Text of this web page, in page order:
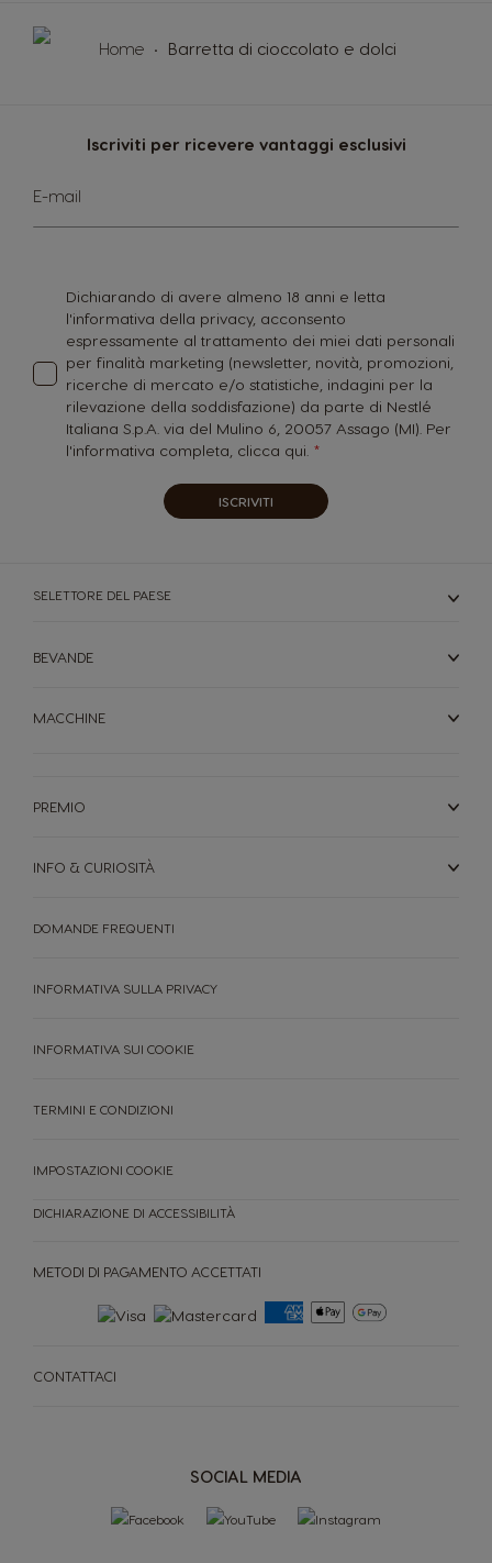
Home Barretta di cioccolato e dolci
Iscriviti per ricevere vantaggi esclusivi
Iscriviti
alla
nostra
E-mail
Dichiarando di avere almeno 18 anni e letta
l'informativa della privacy, acconsento
espressamente al trattamento dei miei dati personali
per finalità marketing (newsletter, novità, promozioni,
ricerche di mercato e/o statistiche, indagini per la
rilevazione della soddisfazione) da parte di Nestlé
Italiana S.p.A. via del Mulino 6, 20057 Assago (MI). Per
l'informativa completa, clicca qui.
ISCRIVITI
SELETTORE DEL PAESE
BEVANDE
MACCHINE
PREMIO
INFO & CURIOSITÀ
SOCIAL MEDIA
METODI DI PAGAMENTO ACCETTATI
CONTATTACI
DOMANDE FREQUENTI
INFORMATIVA SULLA PRIVACY
INFORMATIVA SUI COOKIE
TERMINI E CONDIZIONI
IMPOSTAZIONI COOKIE
DICHIARAZIONE DI ACCESSIBILITÀ